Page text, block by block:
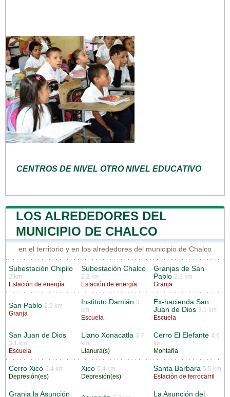
CENTROS DE NIVEL OTRO NIVEL EDUCATIVO
LOS ALREDEDORES DEL
MUNICIPIO DE CHALCO
en el territorio y en los alrededores del municipio de Chalco
Subestación Chipilo
2 km
Estación de energía
Subestación Chalco
2.2 km
Estación de energía
Granjas de San
Pablo 2.9 km
Granja
San Pablo 2.9 km
Granja
Instituto Damián 3.1
km
Escuela
Ex-hacienda San
Juan de Dios 3.1 km
Escuela
San Juan de Dios
3.1 km
Escuela
Llano Xonacatla 3.7
km
Llanura(s)
Cerro El Elefante 4.6
km
Montaña
Cerro Xico 5.4 km
Depresión(es)
Xico 5.4 km
Depresión(es)
Santa Bárbara 5.5 km
Estación de ferrocarril
Granja la Asunción
La Asunción del